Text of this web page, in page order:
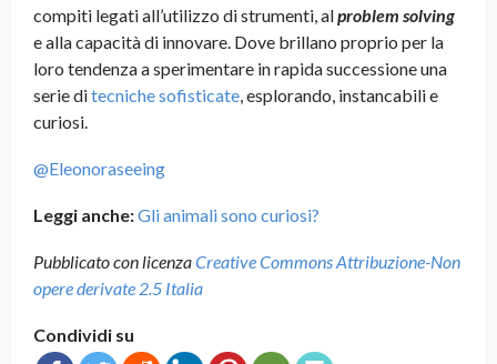
compiti legati all’utilizzo di strumenti, alproblem solving
e alla capacità di innovare. Dove brillano proprio per la
loro tendenza a sperimentare in rapida successione una
serie ditecniche sofisticate , esplorando, instancabili e
curiosi.
@Eleonoraseeing
Leggi anche:Gli animali sono curiosi?
Pubblicato con licenzaCreative Commons Attribuzione-Non
opere derivate 2.5 Italia
Condividi su